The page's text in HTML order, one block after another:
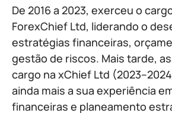
De 2016 a 2023, exerceu o
ForexChief Ltd, liderando o
estratégias financeiras,
gestão de riscos. Mais tarde,
cargo na xChief Ltd
ainda mais a sua experiência
financeiras e planeamento